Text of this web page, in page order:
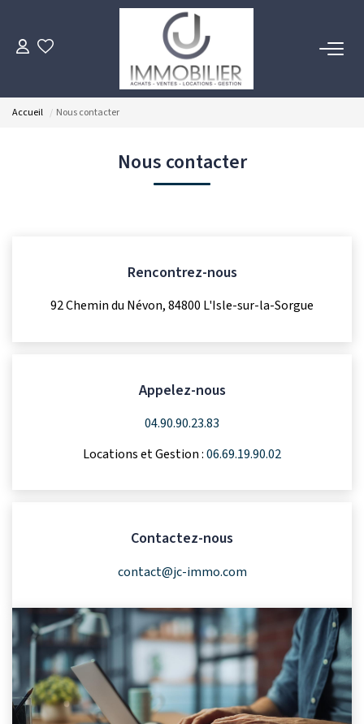
ACHETER
ESTIMER
NOTRE AGENCE
Notre Équipe
Accueil Nous contacter
Nous contacter
Rencontrez-nous
92 Chemin du Névon, 84800 L'Isle-sur-la-Sorgue
Appelez-nous
04.90.90.23.83
Locations et Gestion :06.69.19.90.02
Contactez-nous
contact@jc-immo.com